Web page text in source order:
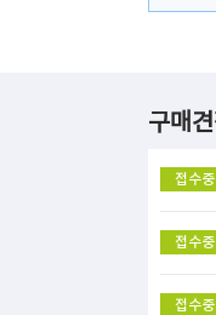
구매
접수중
접수중
접수중